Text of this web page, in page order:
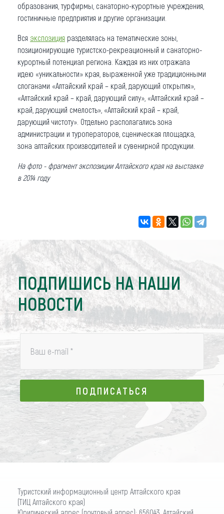
образования, турфирмы, санаторно-курортные учреждения,
гостиничные предприятия и другие организации.
Вся экспозиция разделялась на тематические зоны,
позиционирующие туристско-рекреационный и санаторно-
курортный потенциал региона. Каждая из них отражала
идею «уникальности» края, выраженной уже традиционными
слоганами «Алтайский край – край, дарующий открытия»,
«Алтайский край – край, дарующий силу», «Алтайский край –
край, дарующий смелость», «Алтайский край – край,
дарующий чистоту». Отдельно располагались зона
администрации и туроператоров, сценическая площадка,
зона алтайских производителей и сувенирной продукции.
На фото - фрагмент экспозиции Алтайского края на выставке
в 2014 году
ПОДПИШИСЬ НА НАШИ
НОВОСТИ
Ваш e-mail *
ПОДПИСАТЬСЯ
ПОДПИСАТЬСЯ
Туристский информационный центр Алтайского края
(ТИЦ Алтайского края)
Юридический адрес (почтовый адрес): 656043, Алтайский